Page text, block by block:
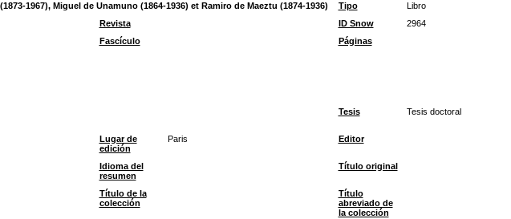
1967), Miguel de Unamuno (1864-1936) et Ramiro de Maeztu (1874-1936) Tipo
Libro
Revista ID Snow
2964
Fascículo
Páginas
Tesis Tesis doctoral
Lugar de
edición
Paris Editor
Idioma del
resumen
Título original
Título de la
colección
Título
abreviado de
la colección